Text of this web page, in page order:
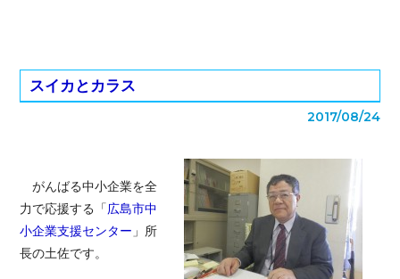
スイカとカラス
2017/08/24
がんばる中小企業を全
力で応援する「広島市中
小企業支援センター 」所
長の土佐です。